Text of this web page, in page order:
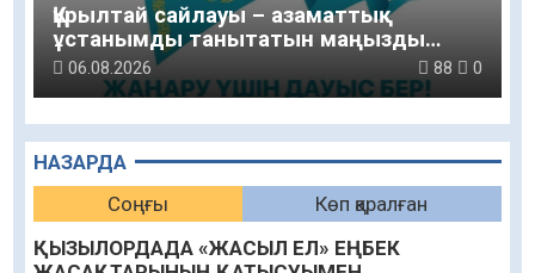
НАЗАРДА
Соңғы
Көп қаралған
ҚЫЗЫЛОРДАДА «ЖАСЫЛ ЕЛ» ЕҢБЕК
Құрылтай сайлауы – азаматтық
ұстанымды танытатын маңызды
қадам
06.08.2026 88 0